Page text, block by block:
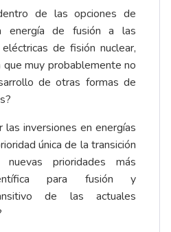
de las opciones de
energía de fusión a las
de fisión nuclear,
muy probablemente no
de otras formas de
las inversiones en energías
única de la transición
prioridades más
para fusión y
de las actuales